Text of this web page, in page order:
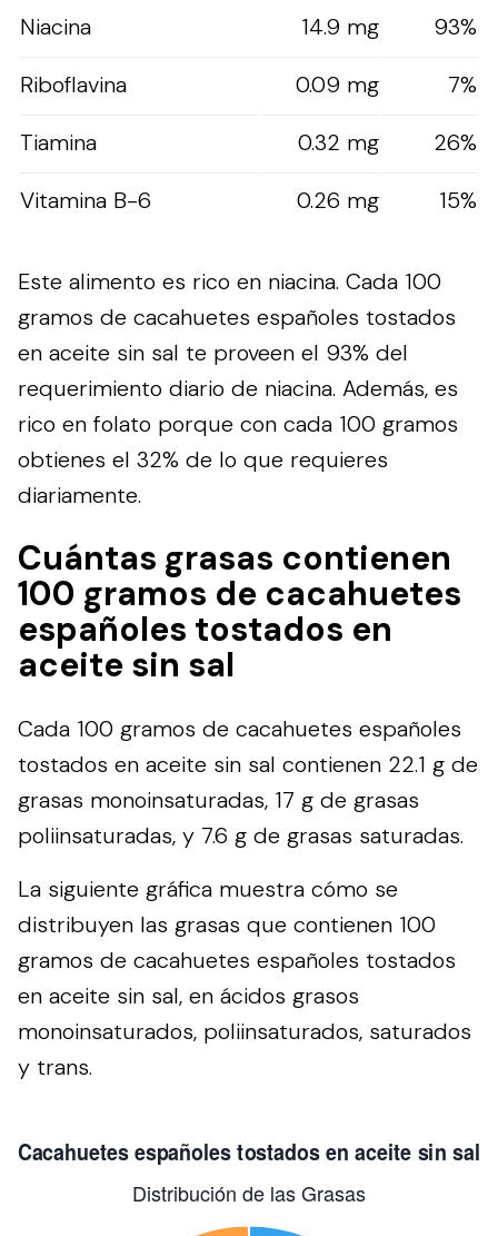
Niacina 14.9 mg
93%
Riboflavina
0.09 mg
7%
Tiamina
0.32 mg
26%
Vitamina B-6
0.26 mg 15%
Este alimento es rico en niacina. Cada 100
gramos de cacahuetes españoles tostados
en aceite sin sal te proveen el 93% del
requerimiento diario de niacina. Además, es
rico en folato porque con cada 100 gramos
obtienes el 32% de lo que requieres
diariamente.
Cuántas grasas contienen
100 gramos de cacahuetes
españoles tostados en
aceite sin sal
Cada 100 gramos de cacahuetes españoles
tostados en aceite sin sal contienen 22.1 g de
grasas monoinsaturadas, 17 g de grasas
poliinsaturadas, y 7.6 g de grasas saturadas.
La siguiente gráfica muestra cómo se
distribuyen las grasas que contienen 100
gramos de cacahuetes españoles tostados
en aceite sin sal, en ácidos grasos
monoinsaturados, poliinsaturados, saturados
y trans.